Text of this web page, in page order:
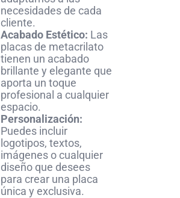
necesidades de cada
cliente.
Acabado Estético: Las
placas de metacrilato
tienen un acabado
brillante y elegante que
aporta un toque
profesional a cualquier
espacio.
Personalización:
Puedes incluir
logotipos, textos,
imágenes o cualquier
diseño que desees
para crear una placa
única y exclusiva.